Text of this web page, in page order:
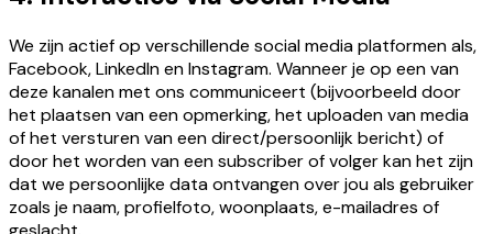
We zijn actief op verschillende social media platformen als,
Facebook, LinkedIn en Instagram. Wanneer je op een van
deze kanalen met ons communiceert (bijvoorbeeld door
het plaatsen van een opmerking, het uploaden van media
of het versturen van een direct/persoonlijk bericht) of
door het worden van een subscriber of volger kan het zijn
dat we persoonlijke data ontvangen over jou als gebruiker
zoals je naam, profielfoto, woonplaats, e-mailadres of